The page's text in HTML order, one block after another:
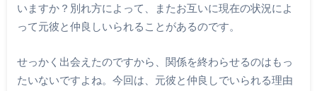
いますか？別れ方によって、またお互いに現在の状況によ
って元彼と仲良しいられることがあるのです。
せっかく出会えたのですから、関係を終わらせるのはもっ
たいないですよね。今回は、元彼と仲良しでいられる理由